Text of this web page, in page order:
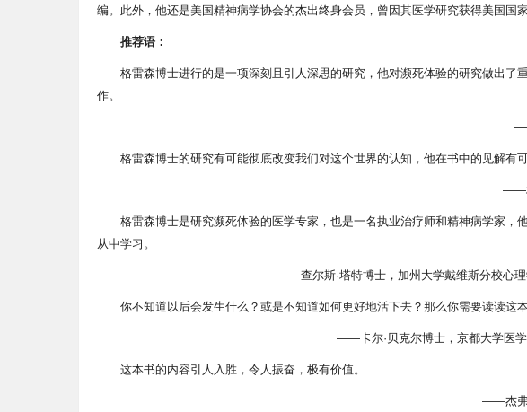
编。此外，他还是美国精神病学协会的杰出终身会员，曾因其医学研究获得美国国家
推荐语：
格雷森博士进行的是一项深刻且引人深思的研究，他对濒死体验的研究做出了
作。
格雷森博士的研究有可能彻底改变我们对这个世界的认知，他在书中的见解有
——
格雷森博士是研究濒死体验的医学专家，也是一名执业治疗师和精神病学家，
从中学习。
——查尔斯·塔特博士，加州大学戴维斯分校心
你不知道以后会发生什么？或是不知道如何更好地活下去？那么你需要读读这本
——卡尔·贝克尔博士，京都大学医
这本书的内容引人入胜，令人振奋，极有价值。
——杰弗